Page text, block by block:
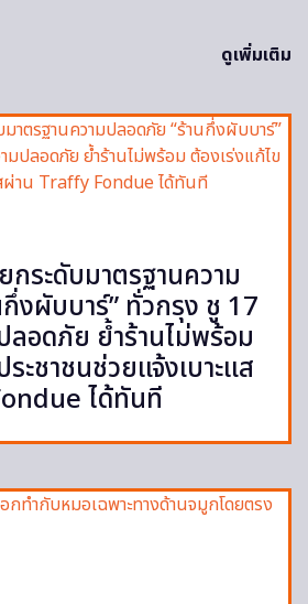
ดูเพิ่มเติม
ระดับมาตรฐานความ
งผับบาร์” ทั่วกรุง ชู 17
ลอดภัย ย้ำร้านไม่พร้อม
ะชาชนช่วยแจ้งเบาะแส
ได้ทันที